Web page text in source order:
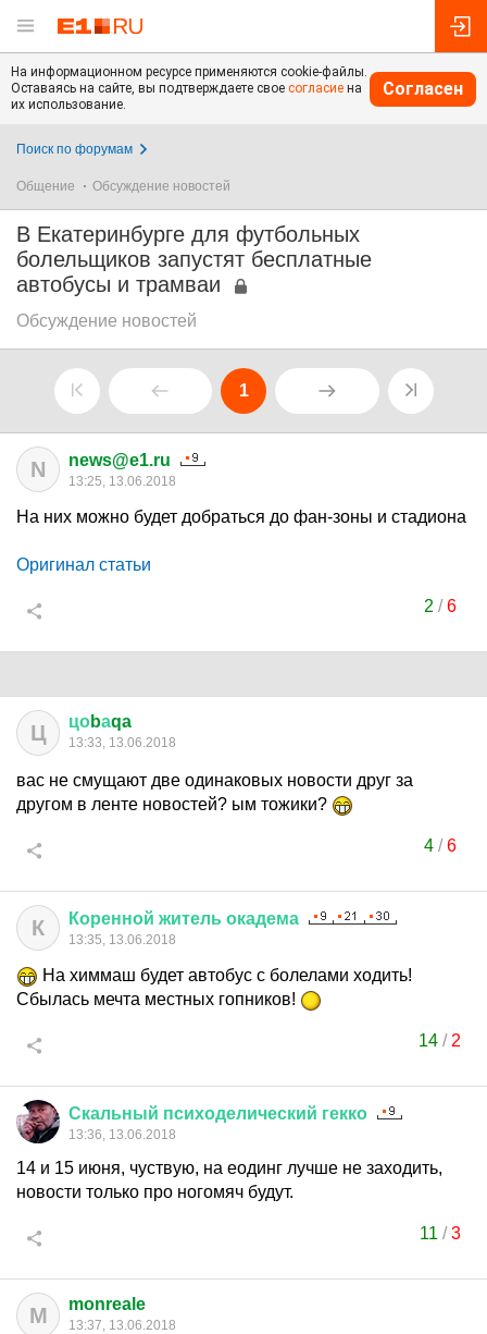
На информационном ресурсе применяются cookie-файлы.
Оставаясь на сайте, вы подтверждаете свое согласие на
их использование.
Согласен
Поиск по форумам
Общение Обсуждение новостей
В Екатеринбурге для футбольных
болельщиков запустят бесплатные
автобусы и трамваи
Обсуждение новостей
1
N news@e1.ru
13:25, 13.06.2018
На них можно будет добраться до фан-зоны и стадиона
Оригинал статьи
2 /6
Ц цоbаqa
13:33, 13.06.2018
вас не смущают две одинаковых новости друг за
другом в ленте новостей? ым тожики?
4/6
К Коренной житель окадема
13:35, 13.06.2018
На химмаш будет автобус с болелами ходить!
Сбылась мечта местных гопников!
14 / 2
Скальный психоделический гекко
13:36, 13.06.2018
14 и 15 июня, чуствую, на еодинг лучше не заходить,
новости только про ногомяч будут.
11 /3
M monreale
13:37, 13.06.2018